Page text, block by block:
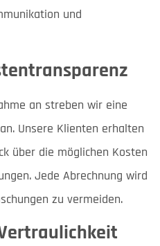
und
an streben wir eine
Unsere Klienten erhalten
über die möglichen Kosten
Jede Abrechnung wird
zu vermeiden.